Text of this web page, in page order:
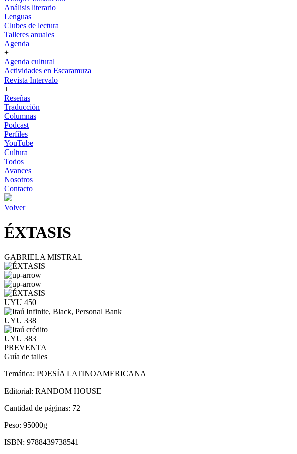
Análisis literario
Lenguas
Clubes de lectura
Talleres anuales
Agenda
+
Agenda cultural
Actividades en Escaramuza
Revista Intervalo
+
Reseñas
Traducción
Columnas
Podcast
Perfiles
YouTube
Cultura
Todos
Avances
Nosotros
Contacto
Volver
ÉXTASIS
GABRIELA MISTRAL
UYU 450
UYU 338
UYU 383
PREVENTA
Guía de talles
Temática: POESÍA LATINOAMERICANA
Editorial: RANDOM HOUSE
Cantidad de páginas: 72
Peso: 95000g
ISBN: 9788439738541